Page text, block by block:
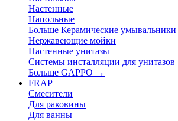
Настенные
Напольные
Больше Керамические умывальники
Нержавеющие мойки
Настенные унитазы
Системы инсталляции для унитазов
Больше GAPPO →
FRAP
Смесители
Для раковины
Для ванны